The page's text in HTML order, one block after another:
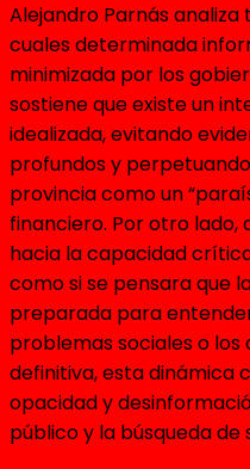
Alejandro Parnás
cuales determinada
minimizada por los
sostiene que existe un
idealizada, evitando
profundos y
provincia como un
financiero. Por otro
hacia la capacidad
como si se pensara que
preparada para
problemas sociales o los
definitiva, esta dinámica
opacidad y
público y la búsqueda de